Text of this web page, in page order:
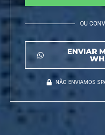
OU
ENVIAR
NÃO ENVIAMOS